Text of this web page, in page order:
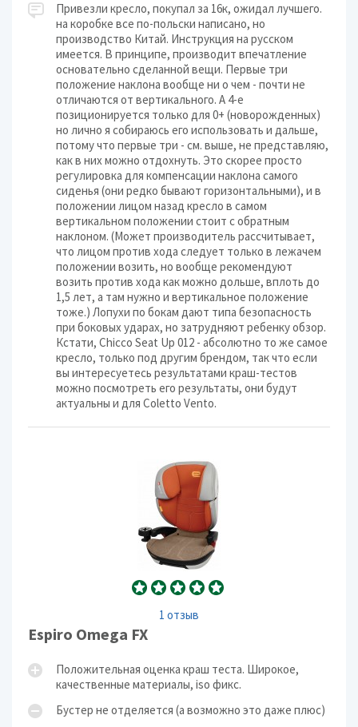
Привезли кресло, покупал за 16к, ожидал лучшего.
на коробке все по-польски написано, но
производство Китай. Инструкция на русском
имеется. В принципе, производит впечатление
основательно сделанной вещи. Первые три
положение наклона вообще ни о чем - почти не
отличаются от вертикального. А 4-е
позиционируется только для 0+ (новорожденных)
но лично я собираюсь его использовать и дальше,
потому что первые три - см. выше, не представляю,
как в них можно отдохнуть. Это скорее просто
регулировка для компенсации наклона самого
сиденья (они редко бывают горизонтальными), и в
положении лицом назад кресло в самом
вертикальном положении стоит с обратным
наклоном. (Может производитель рассчитывает,
что лицом против хода следует только в лежачем
положении возить, но вообще рекомендуют
возить против хода как можно дольше, вплоть до
1,5 лет, а там нужно и вертикальное положение
тоже.) Лопухи по бокам дают типа безопасность
при боковых ударах, но затрудняют ребенку обзор.
Кстати, Chicco Seat Up 012 - абсолютно то же самое
кресло, только под другим брендом, так что если
вы интересуетесь результатами краш-тестов
можно посмотреть его результаты, они будут
актуальны и для Coletto Vento.
1 отзыв
Espiro Omega FX
Положительная оценка краш теста. Широкое,
качественные материалы, iso фикс.
Бустер не отделяется (а возможно это даже плюс)